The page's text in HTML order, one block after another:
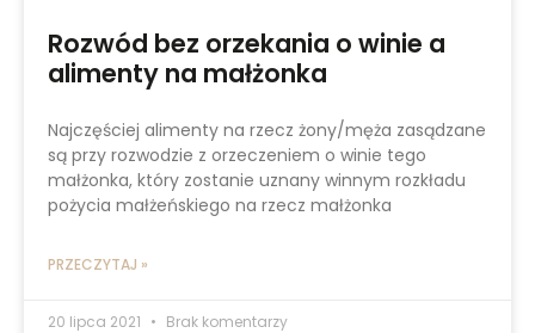
Rozwód bez orzekania o winie a
alimenty na małżonka
Najczęściej alimenty na rzecz żony/męża zasądzane
są przy rozwodzie z orzeczeniem o winie tego
małżonka, który zostanie uznany winnym rozkładu
pożycia małżeńskiego na rzecz małżonka
PRZECZYTAJ »
20 lipca 2021 Brak komentarzy